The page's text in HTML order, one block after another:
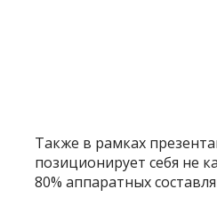
Также в рамках
позиционирует себя не
80% аппаратных